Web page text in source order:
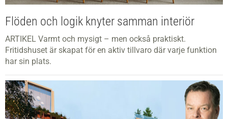
Flöden och logik knyter samman interiör
ARTIKEL Varmt och mysigt – men också praktiskt.
Fritidshuset är skapat för en aktiv tillvaro där varje funktion
har sin plats.